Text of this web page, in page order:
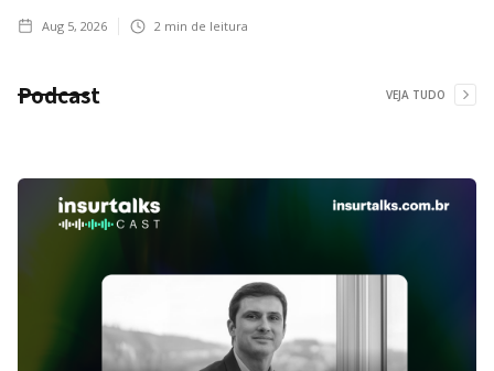
Aug 5, 2026 2 min de leitura
Podcast VEJA TUDO